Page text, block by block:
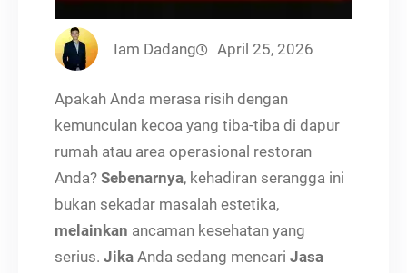
Iam Dadang April 25, 2026
Apakah Anda merasa risih dengan
kemunculan kecoa yang tiba-tiba di dapur
rumah atau area operasional restoran
Anda? Sebenarnya, kehadiran serangga ini
bukan sekadar masalah estetika,
melainkan ancaman kesehatan yang
serius. Jika Anda sedang mencari Jasa